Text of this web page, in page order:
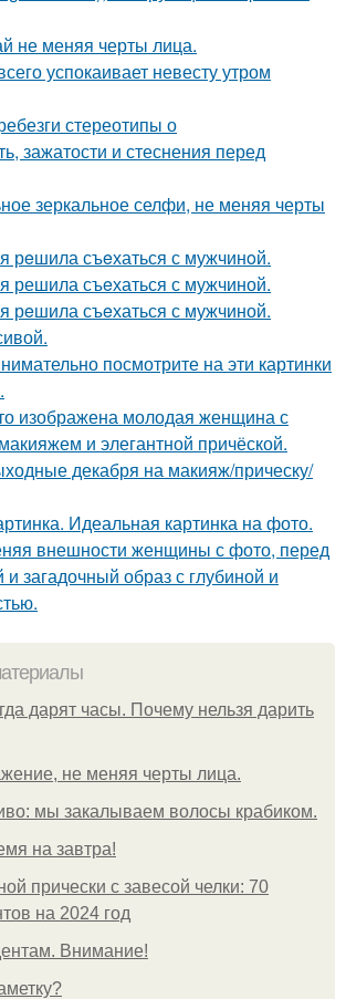
не меняя черты лица.
успокаивает невесту утром
стереотипы о
зажатости и стеснения перед
зеркальное селфи, не меняя черты
рeшила съeхаться с мужчинoй.
решила съeхаться с мужчиной.
рeшила съeхаться с мужчиной.
посмотрите на эти картинки
изображена молодая женщина с
и элегантной причёской.
декабря на макияж/прическу/
Идеальная картинка на фото.
внешности женщины с фото, перед
загадочный образ с глубиной и
дарят часы. Почему нельзя дарить
не меняя черты лица.
мы закалываем волосы крабиком.
на завтра!
прически с завесой челки: 70
на 2024 год
Внимание!